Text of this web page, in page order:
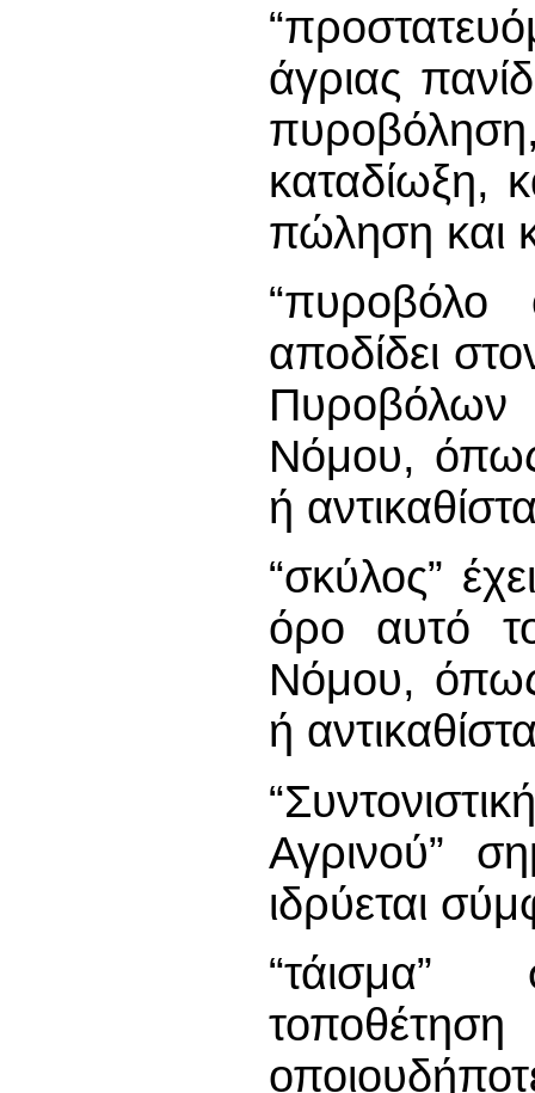
άγριας
καταδίωξη,
πώληση και
“πυροβόλο
αποδίδει
Νόμου, όπως
ή
“σκύλος”
όρο αυτό
Νόμου, όπως
ή
Αγρινού”
ιδρύεται
“τάισμα”